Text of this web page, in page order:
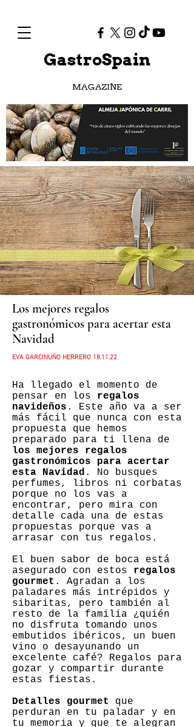
GastroSpain
MAGAZINE
Los mejores regalos
gastronómicos para acertar esta
Navidad
EVA GARCINUÑO HERRERO 18.11.22
Ha llegado el momento de
pensar en los regalos
navideños . Este año va a ser
más fácil que nunca con esta
propuesta que hemos
preparado para ti llena de
los mejores regalos
gastronómicos para acertar
esta Navidad . No busques
perfumes, libros ni corbatas
porque no los vas a
encontrar, pero mira con
detalle cada una de estas
propuestas porque vas a
arrasar con tus regalos.
El buen sabor de boca está
asegurado con estos regalos
gourmet . Agradan a los
paladares más intrépidos y
sibaritas, pero también al
resto de la familia ¿quién
no disfruta tomando unos
embutidos ibéricos, un buen
vino o desayunando un
excelente café? Regalos para
gozar y compartir durante
estas fiestas.
Detalles gourmet
que
perduran en tu paladar y en
tu memoria y que te alegran